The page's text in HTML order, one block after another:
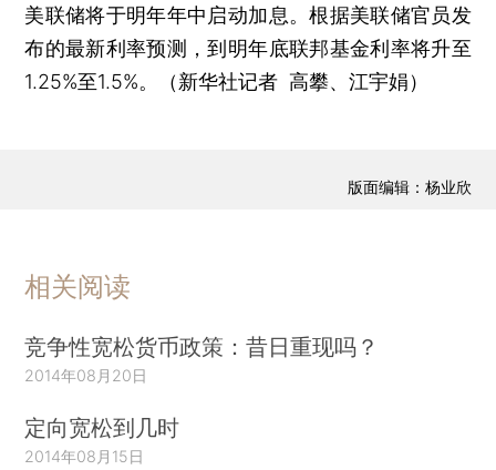
美联储将于明年年中启动加息。根据美联储官员发
布的最新利率预测，到明年底联邦基金利率将升至
1.25%至1.5%。（新华社记者 高攀、江宇娟）
版面编辑：杨业欣
相关阅读
竞争性宽松货币政策：昔日重现吗？
2014年08月20日
定向宽松到几时
2014年08月15日